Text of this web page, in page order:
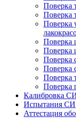
Поверка
Поверка
Поверка
Поверка
Поверка
Поверка
Поверка
Поверка
Поверка
Калибровка
Испытания СИ
Аттестация